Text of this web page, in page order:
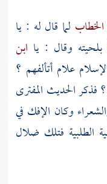
لما قال له : يا
وقال : يا ابن
علام أتألفهم ؟
الحديث المفترى
وكان الإفك في
الطلبية فتلك ضلال